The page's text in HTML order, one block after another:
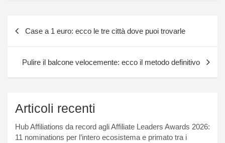
Case a 1 euro: ecco le tre città dove puoi trovarle
Pulire il balcone velocemente: ecco il metodo definitivo
Articoli recenti
Hub Affiliations da record agli Affiliate Leaders Awards 2026:
11 nominations per l’intero ecosistema e primato tra i